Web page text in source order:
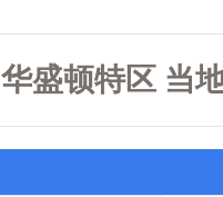
华盛顿特区 当